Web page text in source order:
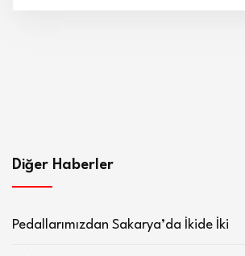
Diğer Haberler
Pedallarımızdan Sakarya’da İkide İki